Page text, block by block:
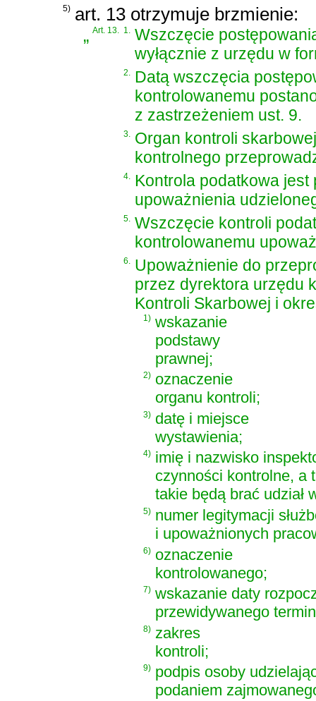
5) art. 13 otrzymuje brzmienie:
„Art. 13. 1.
Wszczęcie
wyłącznie z urzędu w
2.
Datą wszczęcia
kontrolowanemu
z zastrzeżeniem ust. 9.
3.
Organ kontroli
kontrolnego
4.
Kontrola podatkowa
upoważnienia
5.
Wszczęcie kontroli
kontrolowanemu
6.
Upoważnienie do
przez dyrektora urzędu
Kontroli Skarbowej i
1) wskazanie
podstawy
prawnej;
2) oznaczenie
organu kontroli;
3) datę i miejsce
wystawienia;
4) imię i nazwisko
czynności kontrolne, a
takie będą brać udział
5) numer legitymacji
i upoważnionych
6) oznaczenie
kontrolowanego;
7) wskazanie daty
przewidywanego
8) zakres
kontroli;
9) podpis osoby
podaniem